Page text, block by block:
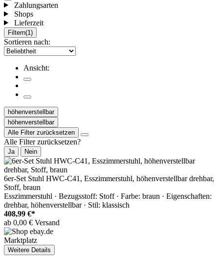
Zahlungsarten
Shops
Lieferzeit
Filtern(1)
Sortieren nach:
Ansicht:
höhenverstellbar
höhenverstellbar
Alle Filter zurücksetzen
Alle Filter zurücksetzen?
Ja Nein
6er-Set Stuhl HWC-C41, Esszimmerstuhl, höhenverstellbar drehbar,
Stoff, braun
Esszimmerstuhl · Bezugsstoff: Stoff · Farbe: braun · Eigenschaften:
drehbar, höhenverstellbar · Stil: klassisch
408,99 €*
ab 0,00 € Versand
Marktplatz
Weitere Details